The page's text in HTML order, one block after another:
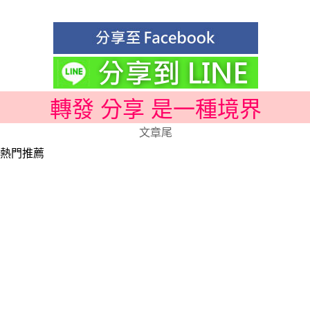
轉發 分享 是一種境界
文章尾
熱門推薦